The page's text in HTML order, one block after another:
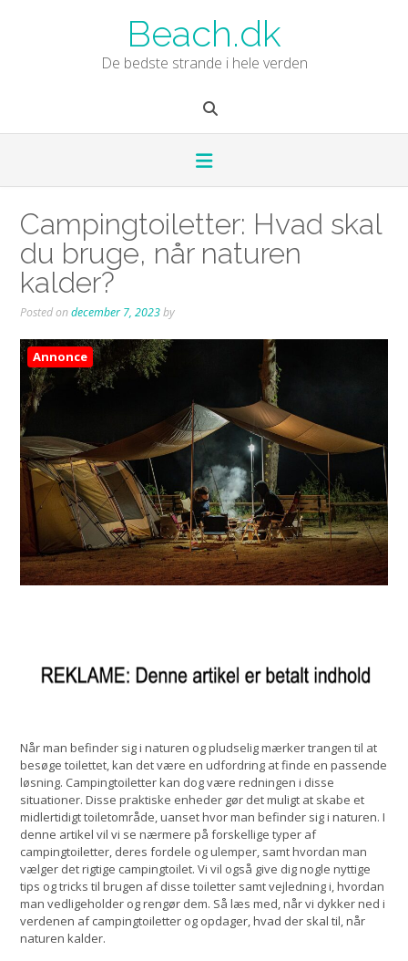
Beach.dk
De bedste strande i hele verden
Campingtoiletter: Hvad skal
du bruge, når naturen
kalder?
Posted ondecember 7, 2023by
Annonce
Når man befinder sig i naturen og pludselig mærker trangen til at
besøge toilettet, kan det være en udfordring at finde en passende
løsning. Campingtoiletter kan dog være redningen i disse
situationer. Disse praktiske enheder gør det muligt at skabe et
midlertidigt toiletområde, uanset hvor man befinder sig i naturen. I
denne artikel vil vi se nærmere på forskellige typer af
campingtoiletter, deres fordele og ulemper, samt hvordan man
vælger det rigtige campingtoilet. Vi vil også give dig nogle nyttige
tips og tricks til brugen af disse toiletter samt vejledning i, hvordan
man vedligeholder og rengør dem. Så læs med, når vi dykker ned i
verdenen af campingtoiletter og opdager, hvad der skal til, når
naturen kalder.